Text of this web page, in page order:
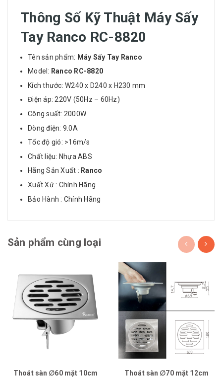
Thông Số Kỹ Thuật Máy Sấy
Tay Ranco RC-8820
Tên sản phẩm: Máy Sấy Tay Ranco
Model: Ranco RC-8820
Kích thước: W240 x D240 x H230 mm
Điện áp: 220V (50Hz – 60Hz)
Công suất: 2000W
Dòng điện: 9.0A
Tốc độ gió: >16m/s
Chất liệu: Nhựa ABS
Hãng Sản Xuất : Ranco
Xuất Xứ : Chính Hãng
Bảo Hành : Chính Hãng
Sản phẩm cùng loại
Thoát sàn ∅60 mặt 10cm
Thoát sàn ∅70 mặt 12cm